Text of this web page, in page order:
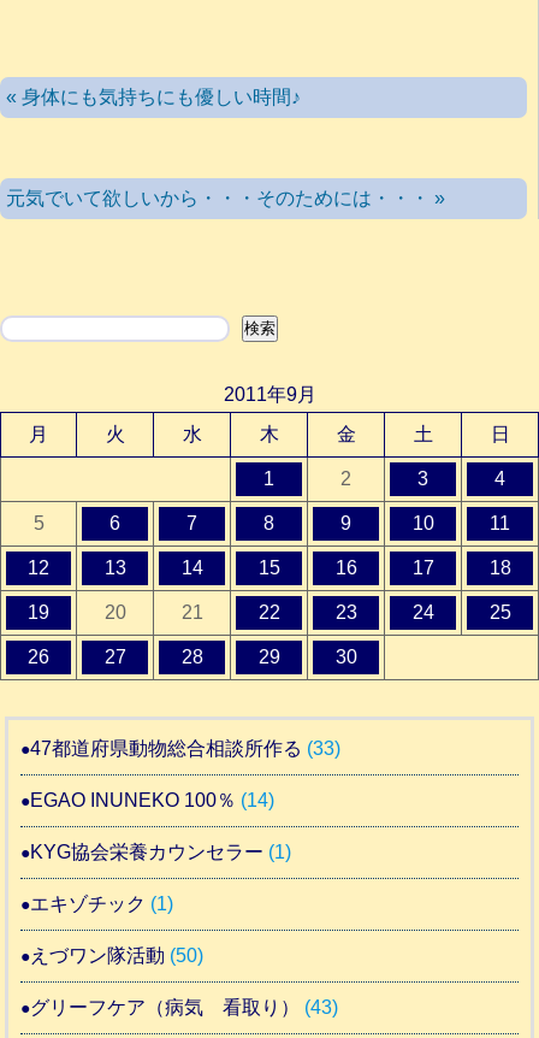
« 身体にも気持ちにも優しい時間♪
元気でいて欲しいから・・・そのためには・・・ »
検索 検索
2011年9月
月
火 水 木 金 土 日
1 2 3 4
5 6 7 8 9 10 11
12 13 14 15 16 17 18
19 20 21 22 23 24 25
26 27 28 29 30
47都道府県動物総合相談所作る (33)
EGAO INUNEKO 100％ (14)
KYG協会栄養カウンセラー (1)
エキゾチック (1)
えづワン隊活動 (50)
グリーフケア（病気 看取り） (43)